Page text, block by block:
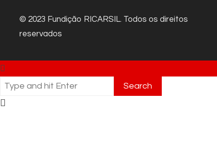
© 2023 Fundição RICARSIL. Todos os direitos
reservados